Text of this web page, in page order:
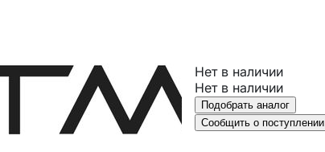
Нет в наличии
Нет в наличии
Подобрать аналог
Сообщить о поступлении